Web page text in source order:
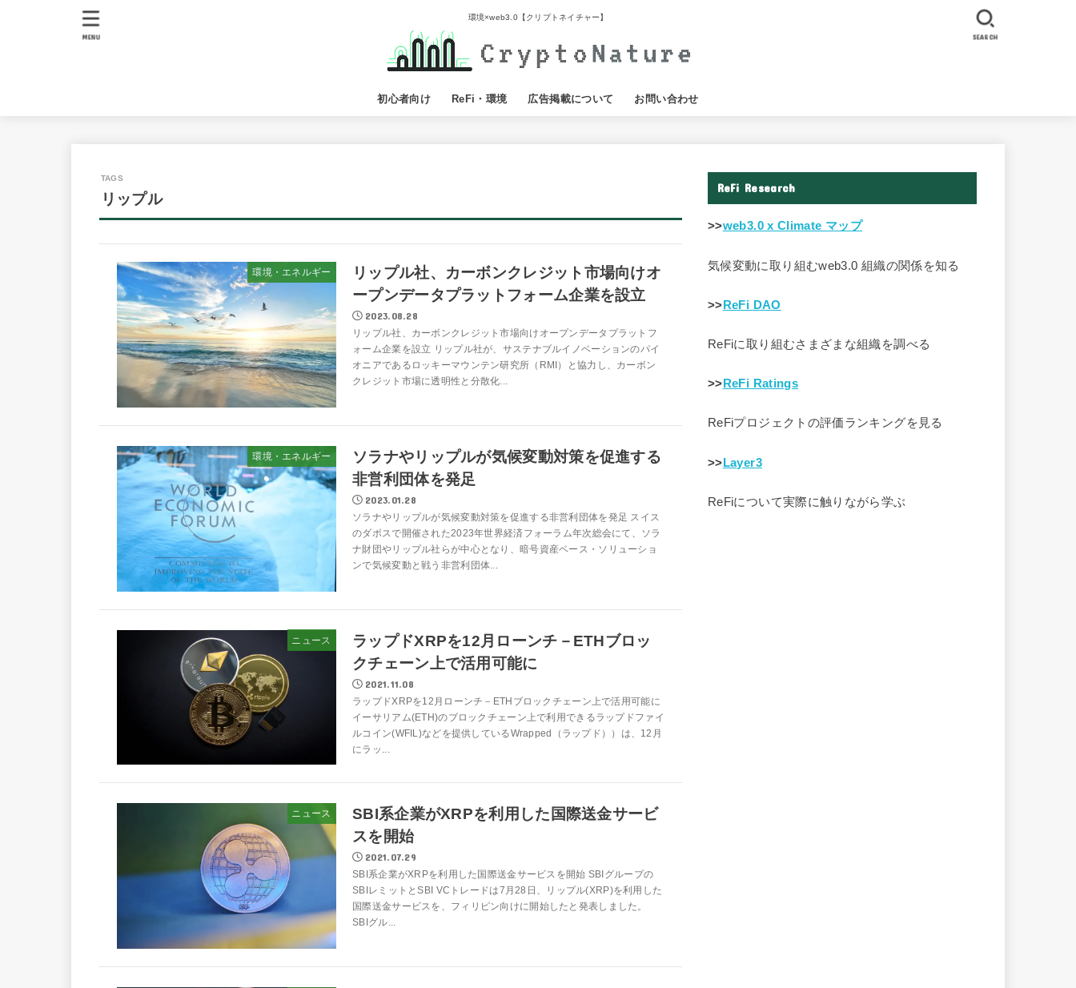
環境×web3.0【クリプトネイチャー】
初心者向け ReFi・環境 広告掲載について お問い合わせ
SEARCH
MENU
リップル
環境・エネルギー
リップル社、カーボンクレジット市場向けオ
ープンデータプラットフォーム企業を設立
2023.08.28
リップル社、カーボンクレジット市場向けオープンデータプラットフ
ォーム企業を設立 リップル社が、サステナブルイノベーションのパイ
オニアであるロッキーマウンテン研究所（RMI）と協力し、カーボン
クレジット市場に透明性と分散化...
環境・エネルギー
ソラナやリップルが気候変動対策を促進する
非営利団体を発足
2023.01.28
ソラナやリップルが気候変動対策を促進する非営利団体を発足 スイス
のダボスで開催された2023年世界経済フォーラム年次総会にて、ソラ
ナ財団やリップル社らが中心となり、暗号資産ベース・ソリューショ
ンで気候変動と戦う非営利団体...
ニュース
ラップドXRPを12月ローンチ－ETHブロッ
クチェーン上で活用可能に
2021.11.08
ラップドXRPを12月ローンチ－ETHブロックチェーン上で活用可能に
イーサリアム(ETH)のブロックチェーン上で利用できるラップドファイ
ルコイン(WFIL)などを提供しているWrapped（ラップド））は、12月
にラッ...
ニュース
SBI系企業がXRPを利用した国際送金サービ
スを開始
2021.07.29
SBI系企業がXRPを利用した国際送金サービスを開始 SBIグループの
SBIレミットとSBI VCトレードは7月28日、リップル(XRP)を利用した
国際送金サービスを、フィリピン向けに開始したと発表しました。
SBIグル...
ReFi Research
>>web3.0 x Climate マップ
気候変動に取り組むweb3.0 組織の関係を知る
>> ReFi DAO
ReFiに取り組むさまざまな組織を調べる
>> ReFi Ratings
ReFiプロジェクトの評価ランキングを見る
>>Layer3
ReFiについて実際に触りながら学ぶ